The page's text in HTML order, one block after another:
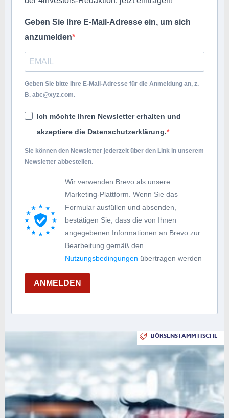
Geben Sie Ihre E-Mail-Adresse ein, um sich
anzumelden
Geben Sie bitte Ihre E-Mail-Adresse für die Anmeldung an, z.
B. abc@xyz.com.
Ich möchte Ihren Newsletter erhalten und
akzeptiere die Datenschutzerklärung.
Sie können den Newsletter jederzeit über den Link in unserem
Newsletter abbestellen.
Wir verwenden Brevo als unsere
Marketing-Plattform. Wenn Sie das
Formular ausfüllen und absenden,
bestätigen Sie, dass die von Ihnen
angegebenen Informationen an Brevo zur
Bearbeitung gemäß den
Nutzungsbedingungen übertragen werden
ANMELDEN
BÖRSENSTAMMTISCHE